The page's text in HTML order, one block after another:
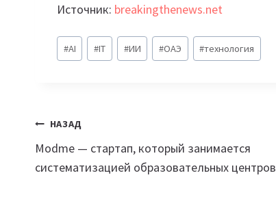
Источник: breakingthenews.net
Метки
записи:
#AI #IT #ИИ #ОАЭ #технология
Навигация
по
НАЗАД
Modme — стартап, который занимается
систематизацией образовательных центров